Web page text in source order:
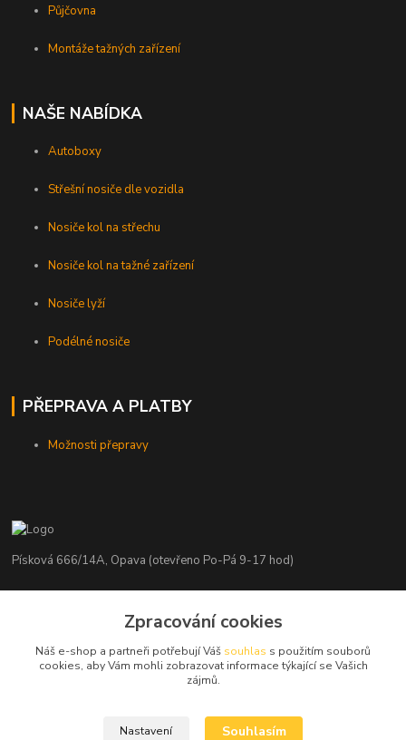
Půjčovna
Montáže tažných zařízení
NAŠE NABÍDKA
Autoboxy
Střešní nosiče dle vozidla
Nosiče kol na střechu
Nosiče kol na tažné zařízení
Nosiče lyží
Podélné nosiče
PŘEPRAVA A PLATBY
Možnosti přepravy
Písková 666/14A, Opava (otevřeno Po-Pá 9-17 hod)
+420 776 839 986
info@nosice.com
Zpracování cookies
Náš e-shop a partneři potřebují Váš souhlas s použitím souborů
cookies, aby Vám mohli zobrazovat informace týkající se Vašich
zájmů.
Nastavení Souhlasím